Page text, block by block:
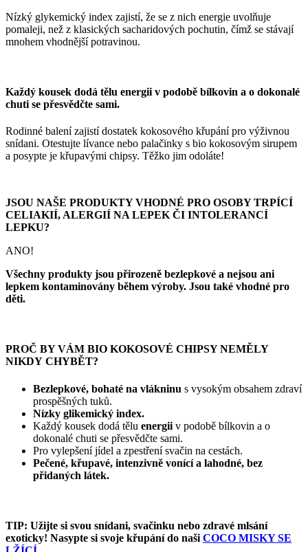
Nízký glykemický index zajistí, že se z nich energie uvolňuje
pomaleji, než z klasických sacharidových pochutin, čímž se stávají
mnohem vhodnější potravinou.
Každý kousek dodá tělu energii v podobě bílkovin a o dokonalé
chuti se přesvědčte sami.
Rodinné balení zajistí dostatek kokosového křupání pro výživnou
snídani. Otestujte lívance nebo palačinky s bio kokosovým sirupem
a posypte je křupavými chipsy. Těžko jim odoláte!
JSOU NAŠE PRODUKTY VHODNÉ PRO OSOBY TRPÍCÍ
CELIAKIÍ, ALERGIÍ NA LEPEK ČI INTOLERANCÍ
LEPKU?
ANO!
Všechny produkty jsou přirozeně bezlepkové a nejsou ani
lepkem kontaminovány během výroby. Jsou také vhodné pro
děti.
PROČ BY VÁM BIO KOKOSOVÉ CHIPSY NEMĚLY
NIKDY CHYBĚT?
Bezlepkové, bohaté na vlákninu s vysokým obsahem zdraví
prospěšných tuků.
Nízky glikemický index.
Každý kousek dodá tělu energii v podobě bílkovin a o
dokonalé chuti se přesvědčte sami.
Pro vylepšení jídel a zpestření svačin na cestách.
Pečené, křupavé, intenzivně vonící a lahodné, bez
přidaných látek.
TIP: Užijte si svou snídani, svačinku nebo zdravé mlsání
exoticky! Nasypte si svoje křupání do naši COCO MISKY SE